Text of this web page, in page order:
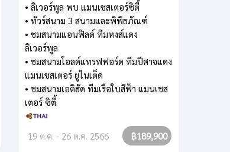
• ลิเวอร์พูล พบ แมนเชสเตอร์ซิตี้
• ทัวร์สนาม 3 สนามและพิพิธภัณฑ์
• ชมสนามแอนฟิลด์ ทีมหงส์แดง
ลิเวอร์พูล
• ชมสนามโอลด์แทรฟฟอร์ด ทีมปีศาจแดง
แมนเชสเตอร์ ยูไนเต็ด
• ชมสนามเอติฮัด ทีมเรือใบสีฟ้า แมนเชส
เตอร์ ซิตี้
19 ต.ค. - 26 ต.ค. 2566 ฿189,900